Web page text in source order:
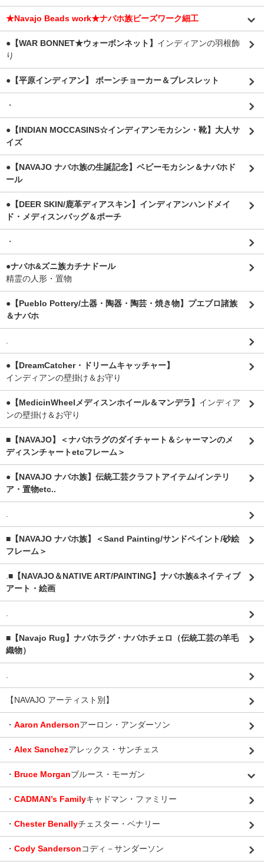
★Navajo Beads work★ナバホ族ビーズワーク細工
●【WAR BONNET★ウォーボンネット】 インディアンの羽根飾
り
●【平原インディアン】 ボーンチョーカー＆ブレスレット
・
●【INDIAN MOCCASINS☆インディアンモカシン・靴】大人サ
イズ
●【NAVAJO ナバホ族の生誕記念】ベビーモカシン＆ナバホド
ール
●【DEER SKIN/鹿革ディアスキン】インディアンハンドメイ
ド・メディスンバッグ＆ポーチ
・
●ナバホ&ズニ族カチナドール
精霊の人形・置物
●【Pueblo Pottery/土器・陶器・陶芸・焼き物】プエブロ諸族
＆ナバホ
.
●【DreamCatcher・ドリームキャッチャー】
インディアンの壁掛け＆お守り
●【MedicinWheelメディスンホイール＆マンデラ】 インディア
ンの壁掛け＆お守り
■【NAVAJO】＜ナバホラグのダイチャート＆シャーマンのメ
ディスンチャートetcフレーム＞
●【NAVAJO ナバホ族】伝統工芸クラフトアイテム/インテリ
ア・置物etc..
.
■【NAVAJO ナバホ族】＜Sand Painting/サンドペイント/砂絵
フレーム＞
.■【NAVAJO＆NATIVE ART/PAINTING】ナバホ族&ネイティブ
アート・絵画
.
■【Navajo Rug】ナバホラグ・ナバホチェロ（伝統工芸の羊毛
織物）
.
【NAVAJO アーティスト別】
・ Aaron Andersonアーロン・アンダーソン
・ Alex Sanchezアレックス・サンチェス
・ Bruce Morganブルース・モーガン
・ CADMAN’s Familyキャドマン・ファミリー
・ Chester Benallyチェスター・ベナリー
・ Cody Sandersonコディ－サンダーソン